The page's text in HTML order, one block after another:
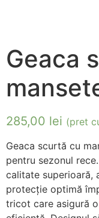
Geaca
285,00 lei (pret
Geaca scurtă cu
pentru sezonul
calitate superioară,
protecție optimă
tricot care asigură